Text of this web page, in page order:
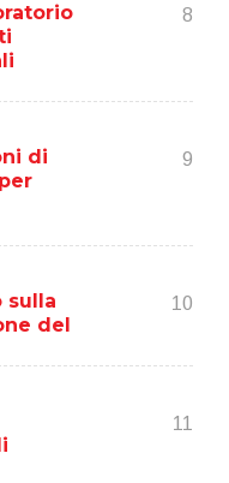
8
di
9
sulla
del
10
11